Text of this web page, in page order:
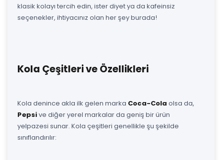
klasik kolayı tercih edin, ister diyet ya da kafeinsiz
seçenekler, ihtiyacınız olan her şey burada!
Kola Çeşitleri ve Özellikleri
Kola denince akla ilk gelen marka Coca-Cola olsa da,
Pepsive diğer yerel markalar da geniş bir ürün
yelpazesi sunar. Kola çeşitleri genellikle şu şekilde
sınıflandırılır: